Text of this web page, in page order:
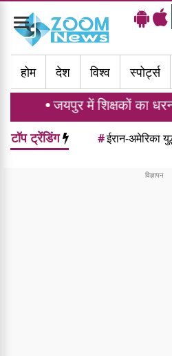
Toggle
navigation
होम
देश विश्व स्पोर्ट्स
जयपुर में शिक्षकों का धरना
टॉप ट्रेंडिंग #ईरान-अमेरिका